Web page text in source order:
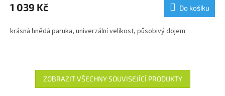
1 039 Kč Do košíku
krásná hnědá paruka, univerzální velikost, působivý dojem
ZOBRAZIT VŠECHNY SOUVISEJÍCÍ PRODUKTY